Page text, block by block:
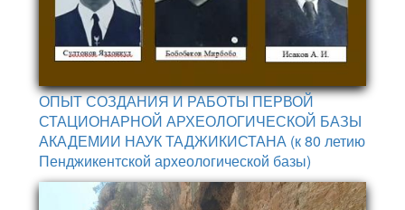
ОПЫТ СОЗДАНИЯ И РАБОТЫ ПЕРВОЙ
СТАЦИОНАРНОЙ АРХЕОЛОГИЧЕСКОЙ БАЗЫ
АКАДЕМИИ НАУК ТАДЖИКИСТАНА (к 80 летию
Пенджикентской археологической базы)